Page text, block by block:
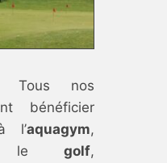
Tous nos
bénéficier
l’aquagym,
legolf,